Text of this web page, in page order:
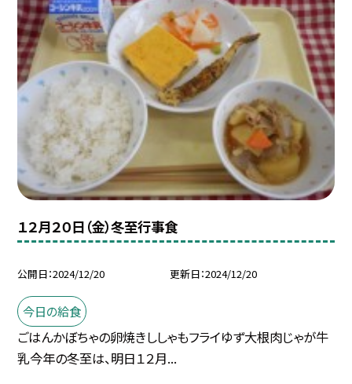
１２月２０日（金）冬至行事食
公開日 2024/12/20 更新日 2024/12/20
今日の給食
ごはんかぼちゃの卵焼きししゃもフライゆず大根肉じゃが牛
乳今年の冬至は、明日１２月...